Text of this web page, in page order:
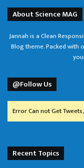
About Science MAG
Jannah is a Clean
Blog theme. Packed
@Follow Us
Error Can not Get
Recent Topics